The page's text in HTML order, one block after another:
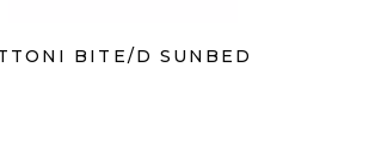
BITE/D SUNBED